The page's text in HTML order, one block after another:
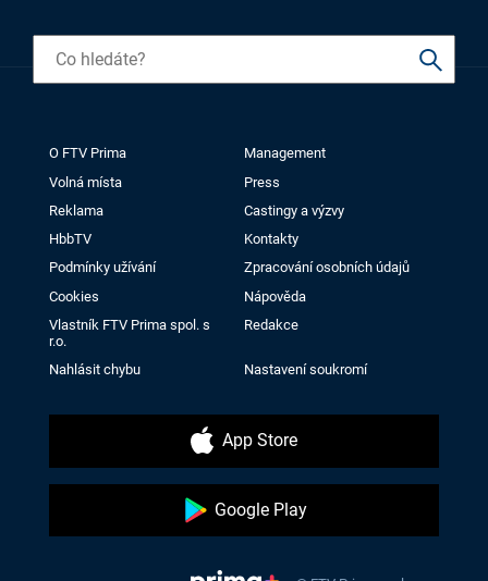
O FTV Prima
Management
Volná místa
Press
Reklama
Castingy a výzvy
HbbTV
Kontakty
Podmínky užívání
Zpracování osobních údajů
Cookies
Nápověda
Vlastník FTV Prima spol. s
r.o.
Redakce
Nahlásit chybu Nastavení soukromí
App Store
Google Play